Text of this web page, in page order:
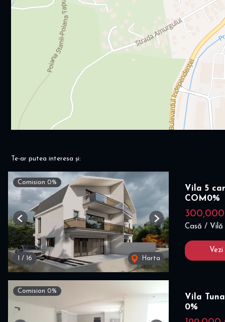
Te-ar putea interesa și:
Comision 0%
/ 16 Harta
Previous Next
Vila 5
COM0%
Casă / Vilă
Comision 0%
Vila
0%